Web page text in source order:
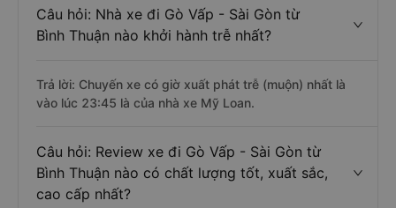
Câu hỏi: Nhà xe đi Gò Vấp - Sài Gòn từ
Bình Thuận nào khởi hành trễ nhất?
Trả lời: Chuyến xe có giờ xuất phát trễ (muộn) nhất là
vào lúc 23:45 là của nhà xe Mỹ Loan.
Câu hỏi: Review xe đi Gò Vấp - Sài Gòn từ
Bình Thuận nào có chất lượng tốt, xuất sắc,
cao cấp nhất?